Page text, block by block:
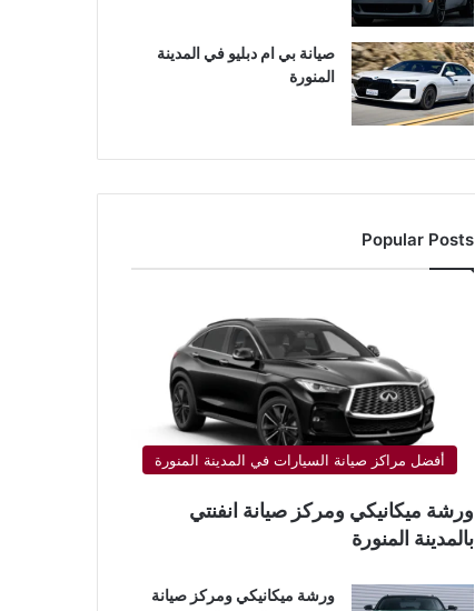
صيانة بي ام دبليو في المدينة
المنورة
Popular Posts
أفضل مراكز صيانة السيارات في المدينة المنورة
ورشة ميكانيكي ومركز صيانة انفنتي
بالمدينة المنورة
ورشة ميكانيكي ومركز صيانة